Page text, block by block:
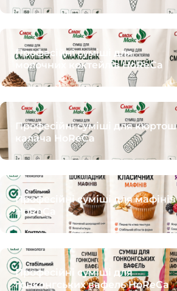
Професійні суміші для
молочних коктейлів HoReCa
Професійні суміші для кюртош
калача HoReCa
Професійні суміші для мафінів
HoReCa
Професійні суміші для
гонконгських вафель HoReCa